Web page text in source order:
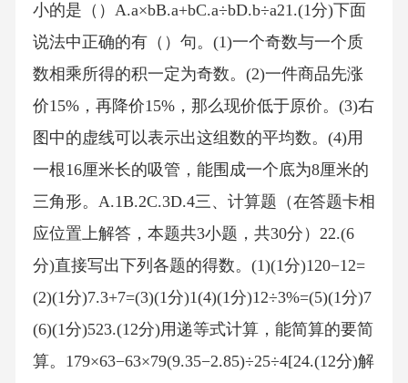
小的是（）A.a×bB.a+bC.a÷bD.b÷a21.(1分)下面
说法中正确的有（）句。(1)一个奇数与一个质
数相乘所得的积一定为奇数。(2)一件商品先涨
价15%，再降价15%，那么现价低于原价。(3)右
图中的虚线可以表示出这组数的平均数。(4)用
一根16厘米长的吸管，能围成一个底为8厘米的
三角形。A.1B.2C.3D.4三、计算题（在答题卡相
应位置上解答，本题共3小题，共30分）22.(6
分)直接写出下列各题的得数。(1)(1分)120−12=
(2)(1分)7.3+7=(3)(1分)1(4)(1分)12÷3%=(5)(1分)7
(6)(1分)523.(12分)用递等式计算，能简算的要简
算。179×63−63×79(9.35−2.85)÷25÷4[24.(12分)解